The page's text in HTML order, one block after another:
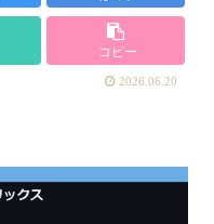
コピー
2026.06.20